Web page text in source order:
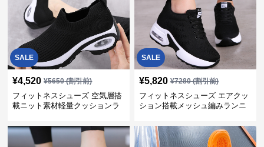
SALE
¥4,520 ¥5650(割引前)
フィットネスシューズ 空気層搭
載ニット素材軽量クッションラ
SALE
¥5,820 ¥7280(割引前)
フィットネスシューズ エアクッ
ション搭載メッシュ編みランニ